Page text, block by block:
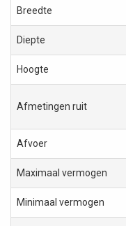
Breedte
Diepte
Hoogte
Afmetingen ruit
Afvoer
Maximaal vermogen
Minimaal vermogen